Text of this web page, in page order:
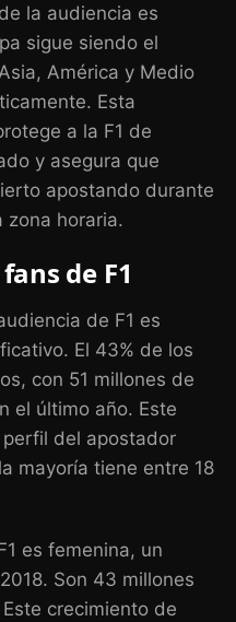
la audiencia es
sigue siendo el
América y Medio
Esta
a la F1 de
y asegura que
apostando durante
zona horaria.
de F1
de F1 es
El 43% de los
con 51 millones de
el último año. Este
del apostador
mayoría tiene entre 18
es femenina, un
Son 43 millones
crecimiento de